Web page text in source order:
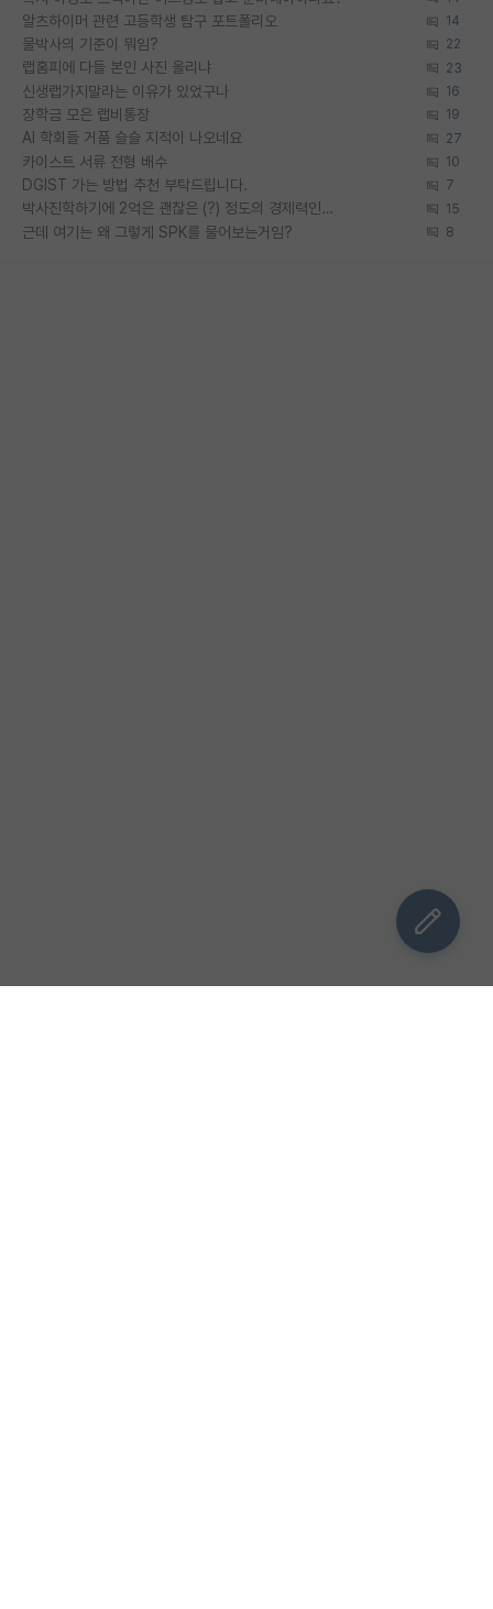
알츠하이머 관련 고등학생 탐구 포트폴리오 14
물박사의 기준이 뭐임? 22
랩홈피에 다들 본인 사진 올리냐 23
신생랩가지말라는 이유가 있었구나 16
장학금 모은 랩비통장 19
AI 학회들 거품 슬슬 지적이 나오네요 27
카이스트 서류 전형 배수 10
DGIST 가는 방법 추천 부탁드립니다. 7
박사진학하기에 2억은 괜찮은 (?) 정도의 경제력인가요 15
근데 여기는 왜 그렇게 SPK를 물어보는거임? 8